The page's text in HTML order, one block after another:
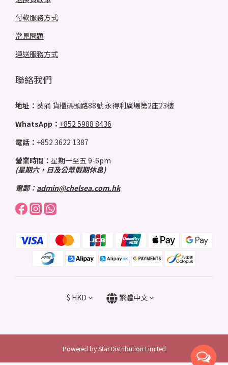
付款服務方式
常見問題
運送服務方式
聯絡我們
地址： 葵涌 貨櫃碼頭路88號 永得利廣場第2座23樓
WhatsApp： +852 5988 8436
電話： +852 3622 1387
營業時間： 星期一至五 9-6pm
(星期六，日及公眾假期休息)
電郵： admin@chelsea.com.hk
$ HKD 繁體中文
Powered by Star Distribution Limited